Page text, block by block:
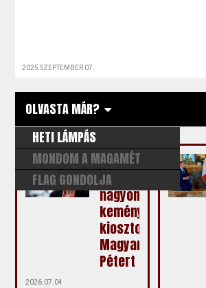
2025 SZEPTEMBER 07.
OLVASTA MÁR?
HETI LÁMPÁS
MONDOM A MAGAMÉT
FLAG GONDOLJA
Fodor
Gábor
nagyon
keményen
kiosztotta
Magyar
Pétert
2026.07.04